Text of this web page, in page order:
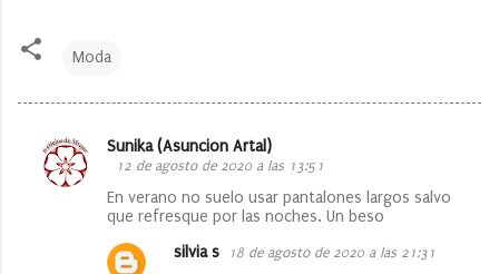
Moda
C
Sunika (Asuncion Artal)
12 de agosto de 2020 a las 13:51
En verano no suelo usar pantalones largos salvo
que refresque por las noches. Un beso
silvia s 18 de agosto de 2020 a las 21:31